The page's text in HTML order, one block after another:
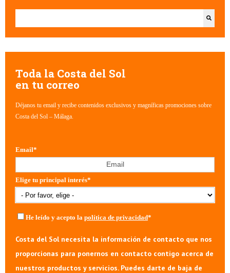
Esto es un campo de búsqueda con una función de texto predictivo.
Toda la Costa del Sol
en tu correo
Déjanos tu email y recibe contenidos exclusivos y magníficas promociones sobre
Costa del Sol – Málaga.
Email*
Elige tu principal interés*
He leído y acepto la política de privacidad*
Costa del Sol necesita la información de contacto que nos
proporcionas para ponernos en contacto contigo acerca de
nuestros productos y servicios. Puedes darte de baja de